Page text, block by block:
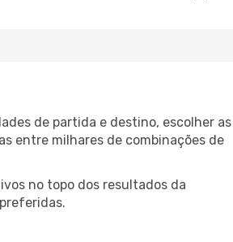
de partida e destino, escolher as
entre milhares de combinações de
no topo dos resultados da